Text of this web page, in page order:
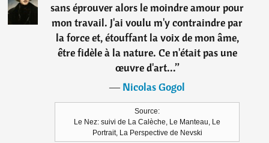
sans éprouver alors le moindre amour pour
mon travail. J'ai voulu m'y contraindre par
la force et, étouffant la voix de mon âme,
être fidèle à la nature. Ce n'était pas une
œuvre d'art...”
―Nicolas Gogol
Source:
Le Nez: suivi de La Calèche, Le Manteau, Le
Portrait, La Perspective de Nevski